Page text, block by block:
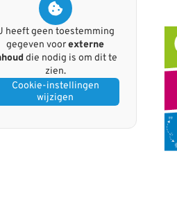
heeft geen toestemming
gegeven voorexterne
die nodig is om dit te
zien.
Cookie-instellingen
wijzigen